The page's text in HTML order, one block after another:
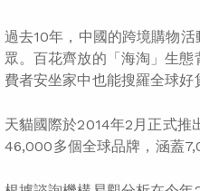
過去10年，中國的跨境購物
眾。百花齊放的「海淘」生
費者安坐家中也能搜羅全球好
天貓國際於2014年2月正式推
46,000多個全球品牌，涵蓋